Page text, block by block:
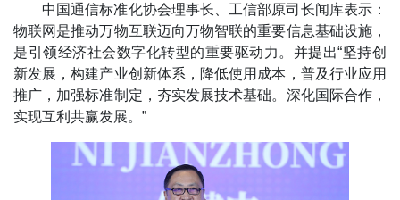
中国通信标准化协会理事长、工信部原司长闻库表示：
物联网是推动万物互联迈向万物智联的重要信息基础设施，
是引领经济社会数字化转型的重要驱动力。并提出“坚持创
新发展，构建产业创新体系，降低使用成本，普及行业应用
推广，加强标准制定，夯实发展技术基础。深化国际合作，
实现互利共赢发展。”